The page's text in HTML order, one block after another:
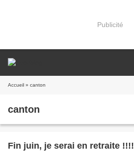
Publicité
Accueil » canton
canton
Fin juin, je serai en retraite !!!!